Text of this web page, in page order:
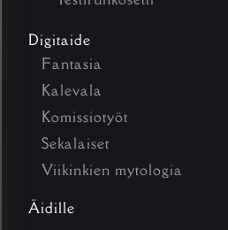
Digitaide
Fantasia
Kalevala
Komissiotyöt
Sekalaiset
Viikinkien mytologia
Äidille